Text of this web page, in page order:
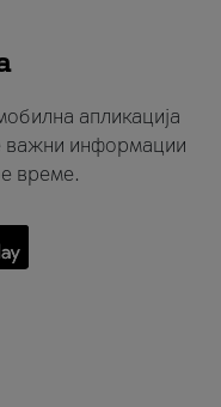
апликација
важни информации
време.